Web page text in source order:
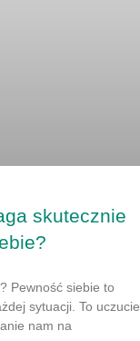
skutecznie
Pewność siebie to
sytuacji. To uczucie,
nam na